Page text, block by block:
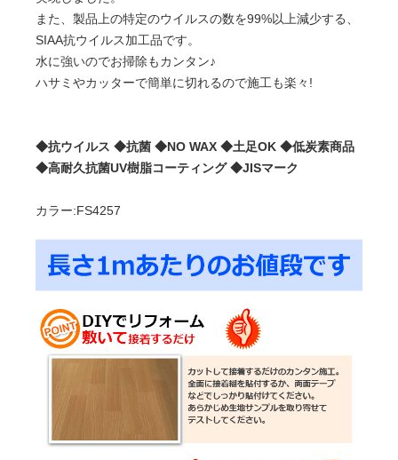
また、製品上の特定のウイルスの数を99%以上減少する、
SIAA抗ウイルス加工品です。
水に強いのでお掃除もカンタン♪
ハサミやカッターで簡単に切れるので施工も楽々!
◆抗ウイルス ◆抗菌 ◆NO WAX ◆土足OK ◆低炭素商品
◆高耐久抗菌UV樹脂コーティング ◆JISマーク
カラー:FS4257